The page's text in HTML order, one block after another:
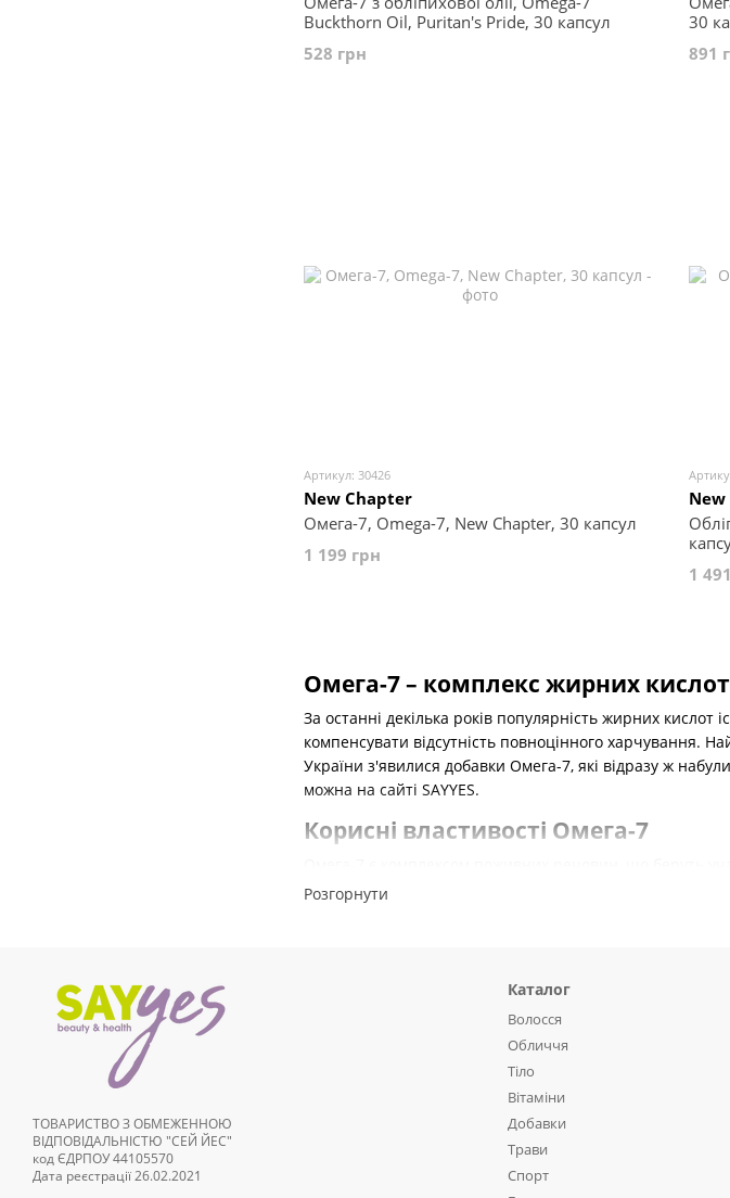
Buckthorn Oil, Puritan's Pride, 30 капсул
528 грн
30
891
Артикул: 30426
New Chapter
Омега-7, Omega-7, New Chapter, 30 капсул
1 199 грн
1
Омега-7 – комплекс жирних
За останні декілька років популярність жирних
компенсувати відсутність повноцінного харчування.
України з'явилися добавки Омега-7, які відразу ж
можна на сайті SAYYES.
Корисні властивості Омега-7
Згідно з результатами досліджень, цей продукт має
зниження вагизавдяки стимуляції
прискорює обмінні процеси;
покращує травлення і знижує ризик розвитку
Відчути на собі переваги використання цієї жирної
магазину ви також зможете придбати безліч інших
здатних підвищити якість життя.
Розгорнути
ТОВАРИСТВО З ОБМЕЖЕННОЮ
ВІДПОВІДАЛЬНІСТЮ "СЕЙ ЙЕС"
код ЄДРПОУ 44105570
Дата реєстрації 26.02.2021
Каталог
Волосся
Обличчя
Тіло
Вітаміни
Добавки
Трави
Спорт